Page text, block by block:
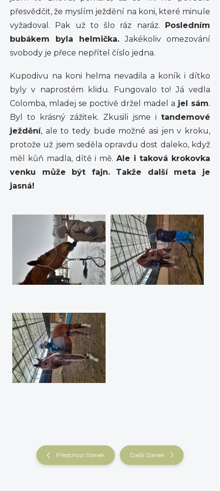
přesvědčit, že myslím ježdění na koni, které minule
vyžadoval. Pak už to šlo ráz naráz.
Posledním
bubákem byla helmička. Jakékoliv omezování
svobody je přece nepřítel číslo jedna.
Kupodivu na koni helma nevadila a koník i dítko
byly v naprostém klidu. Fungovalo to! Já vedla
Colomba, mladej se poctivě držel madel a jel sám.
Byl to krásný zážitek. Zkusili jsme i tandemové
ježdění, ale to tedy bude možné asi jen v kroku,
protože už jsem seděla opravdu dost daleko, když
měl kůň madla, dítě i mě. Ale i taková krokovka
venku může být fajn. Takže další meta je
jasná!
Předchozí článek Další článek